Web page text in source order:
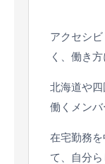
アクセシ
く、働き
北海道や
働くメンバ
在宅勤務
て、自分ら